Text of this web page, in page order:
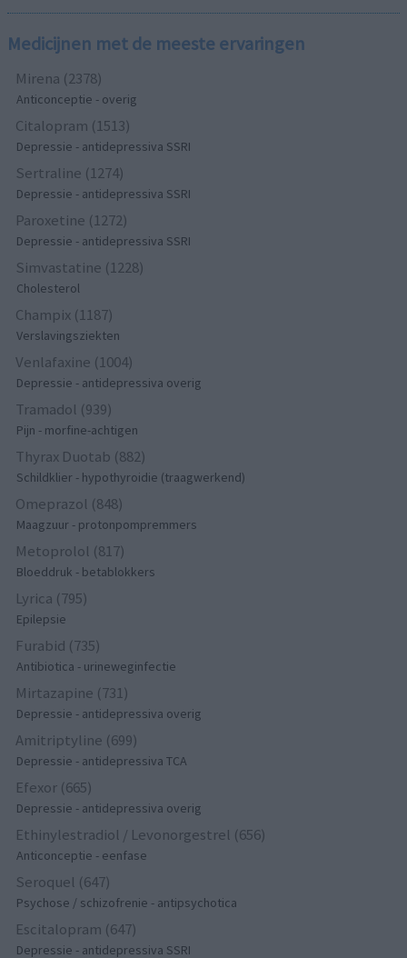
Medicijnen met de meeste ervaringen
Mirena (2378)
Anticonceptie - overig
Citalopram (1513)
Depressie - antidepressiva SSRI
Sertraline (1274)
Depressie - antidepressiva SSRI
Paroxetine (1272)
Depressie - antidepressiva SSRI
Simvastatine (1228)
Cholesterol
Champix (1187)
Verslavingsziekten
Venlafaxine (1004)
Depressie - antidepressiva overig
Tramadol (939)
Pijn - morfine-achtigen
Thyrax Duotab (882)
Schildklier - hypothyroidie (traagwerkend)
Omeprazol (848)
Maagzuur - protonpompremmers
Metoprolol (817)
Bloeddruk - betablokkers
Lyrica (795)
Epilepsie
Furabid (735)
Antibiotica - urineweginfectie
Mirtazapine (731)
Depressie - antidepressiva overig
Amitriptyline (699)
Depressie - antidepressiva TCA
Efexor (665)
Depressie - antidepressiva overig
Ethinylestradiol / Levonorgestrel (656)
Anticonceptie - eenfase
Seroquel (647)
Psychose / schizofrenie - antipsychotica
Escitalopram (647)
Depressie - antidepressiva SSRI